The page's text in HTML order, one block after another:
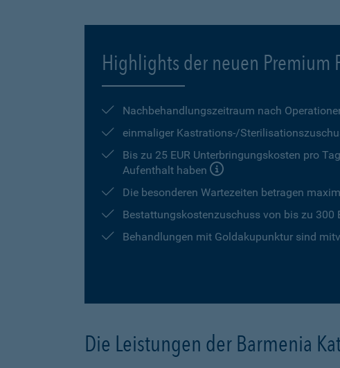
Highlights der neuen Premium
Nachbehandlungszeitraum nach
einmaliger Kastrations-/
Bis zu 25 EUR Unterbringungskosten pro
Aufenthalt haben
Die besonderen Wartezeiten betragen
Bestattungskostenzuschuss von bis zu 300
Behandlungen mit Goldakupunktur sind
Die Leistungen der Barmenia